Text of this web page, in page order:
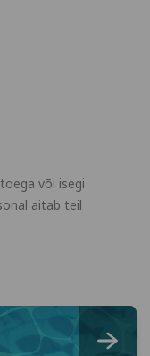
või isegi
aitab teil